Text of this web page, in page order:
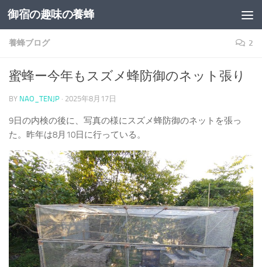
コンテンツへスキップ
御宿の趣味の養蜂
養蜂ブログ 2
蜜蜂ー今年もスズメ蜂防御のネット張り
BY NAO_TENJP · 2025年8月17日
9日の内検の後に、写真の様にスズメ蜂防御のネットを張っ
た。昨年は8月10日に行っている。